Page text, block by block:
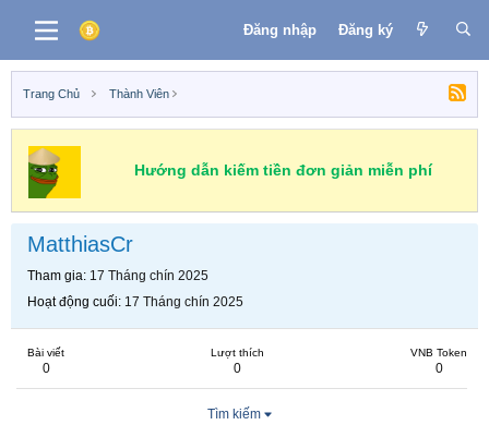
Đăng nhập Đăng ký
Trang Chủ Thành Viên
Hướng dẫn kiếm tiền đơn giản miễn phí
MatthiasCr
Tham gia 17 Tháng chín 2025
Hoạt động cuối 17 Tháng chín 2025
Bài viết
0
Lượt thích
0
VNB Token
0
Tìm kiếm